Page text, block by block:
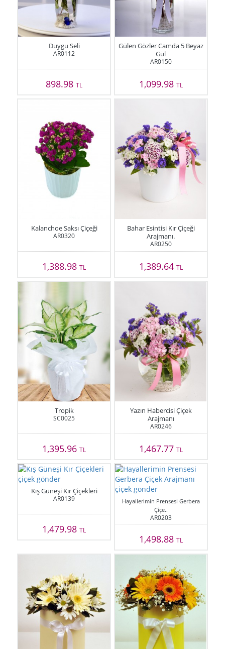
Duygu Seli
AR0112
898.98TL
Gülen Gözler Camda 5 Beyaz
Gül
AR0150
1,099.98 TL
Kalanchoe Saksı Çiçeği
AR0320
1,388.98TL
Bahar Esintisi Kır Çiçeği
Arajmanı.
AR0250
1,389.64 TL
Tropik
SC0025
1,395.96TL
Yazın Habercisi Çiçek
Arajmanı
AR0246
1,467.77 TL
Kış Güneşi Kır Çiçekleri
AR0139
1,479.98TL
Hayallerimin Prensesi Gerbera
Çiçe..
AR0203
1,498.88 TL